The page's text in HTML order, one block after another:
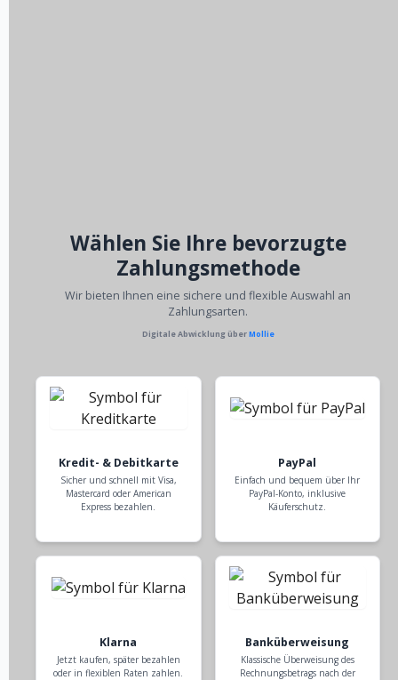
Wählen Sie Ihre bevorzugte
Zahlungsmethode
Wir bieten Ihnen eine sichere und flexible Auswahl an
Zahlungsarten.
Digitale Abwicklung überMollie
Kredit- & Debitkarte
Sicher und schnell mit Visa,
Mastercard oder American
Express bezahlen.
PayPal
Einfach und bequem über Ihr
PayPal-Konto, inklusive
Käuferschutz.
Klarna
Jetzt kaufen, später bezahlen
oder in flexiblen Raten zahlen.
Banküberweisung
Klassische Überweisung des
Rechnungsbetrags nach der